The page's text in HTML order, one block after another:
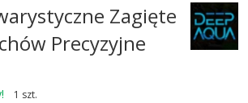
Zagięte
Precyzyjne
1 szt.